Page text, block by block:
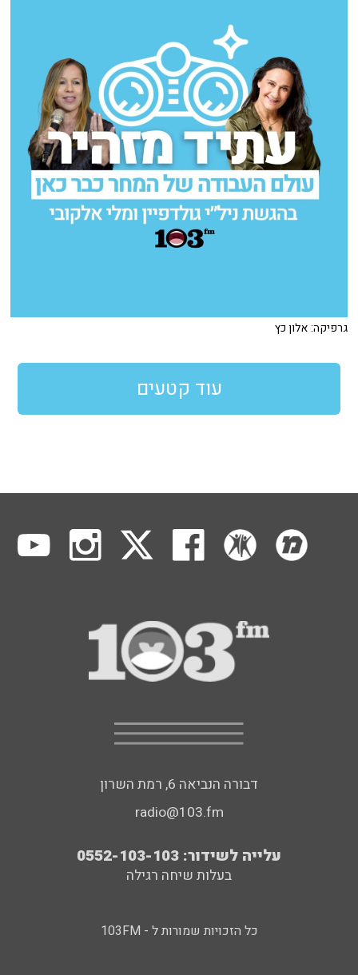
גרפיקה: אלון כץ
עוד קטעים
דבורה הנביאה 6, רמת השרון
radio@103.fm
עלייה לשידור: 0552-103-103
בעלות שיחה רגילה
כל הזכויות שמורות ל - 103FM